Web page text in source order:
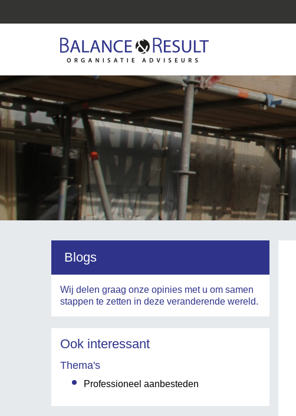
Blogs
Wij delen graag onze opinies met u om samen
stappen te zetten in deze veranderende wereld.
Ook interessant
Thema's
Professioneel aanbesteden